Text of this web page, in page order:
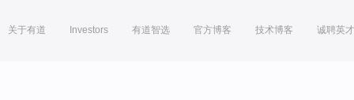
关于有道 Investors 有道智选 官方博客 技术博客 诚聘英才